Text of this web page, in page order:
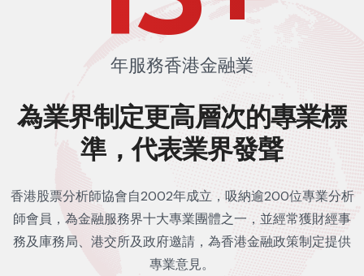
年服務香港金融業
為業界制定更高層次的專業標
準，代表業界發聲
香港股票分析師協會自2002年成立，吸納逾200位專業分析
師會員，為金融服務界十大專業團體之一，並經常獲財經事
務及庫務局、港交所及政府邀請，為香港金融政策制定提供
專業意見。